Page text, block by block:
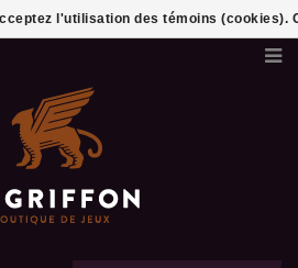
l'utilisation des témoins